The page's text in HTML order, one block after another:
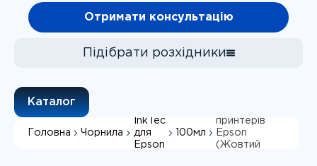
Отримати консультацію
Підібрати розхідники
Підібрати
Фотопапір
СБПЧ
Головна
Контакти
Клієнтам
Каталог
Головна Чорнила
InkTec
для
Epson
100мл
принтерів
Epson
(Жовтий